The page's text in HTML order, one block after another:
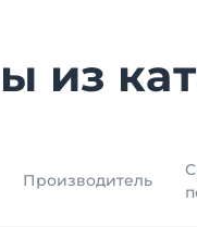
из
Производитель